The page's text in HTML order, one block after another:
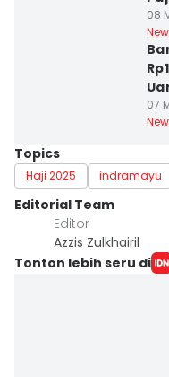
08
07
Topics
Haji 2025 indramayu
Editorial Team
Editor
Azzis Zulkhairil
Tonton lebih seru di